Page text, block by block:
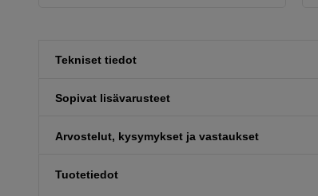
Tekniset tiedot
Sopivat lisävarusteet
Arvostelut, kysymykset ja vastaukset
Tuotetiedot